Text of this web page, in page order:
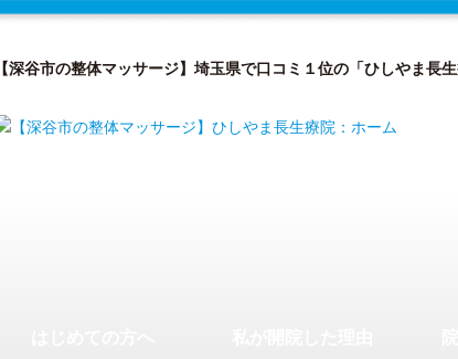
【深谷市の整体マッサージ】埼玉県で口コミ１位の「ひしやま長生